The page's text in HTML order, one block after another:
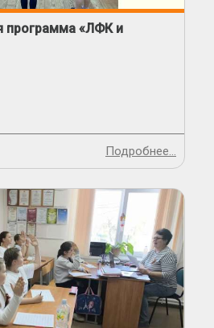
программа «ЛФК и
Подробнее…